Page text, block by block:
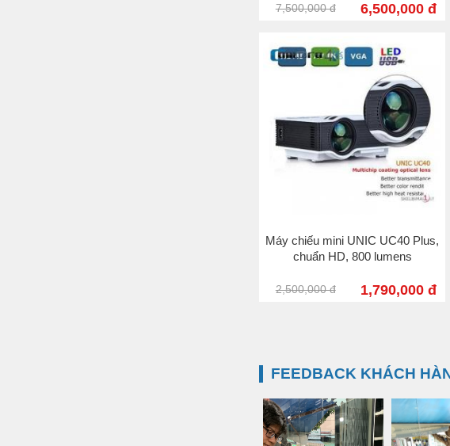
7,500,000 đ 6,500,000 đ
Máy chiếu mini UNIC UC40 Plus,
chuẩn HD, 800 lumens
2,500,000 đ 1,790,000 đ
FEEDBACK KHÁCH